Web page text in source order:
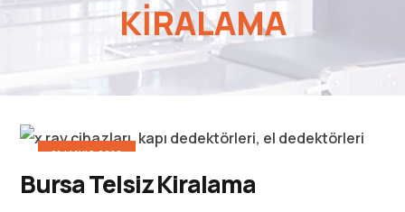
KIRALAMA
21 MAYIS 2016
Bursa Telsiz Kiralama